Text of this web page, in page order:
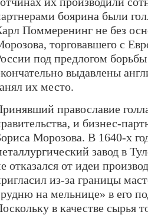
боярина были
Поммеренинг не без
торговавшего с
под предлогом
выдавлены
их место.
православие
и бизнес-
Морозова. В 1640-х
завод в
отказался от идеи
из-за границы
на мельнице» в его
в качестве сырья